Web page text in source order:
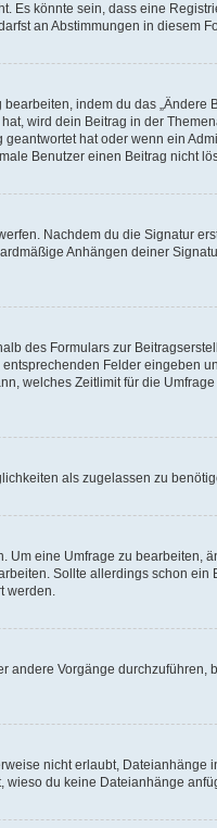
Es könnte sein, dass eine
an Abstimmungen in diesem
indem du das „Ändere
wird dein Beitrag in der
hat oder wenn ein
Benutzer einen Beitrag nicht
Nachdem du die Signatur
Anhängen deiner
des Formulars zur
Felder eingeben
welches Zeitlimit für die
als zugelassen zu
eine Umfrage zu bearbeiten,
Sollte allerdings schon
werden.
Vorgänge
nicht erlaubt, Dateianhänge
wieso du keine Dateianhänge